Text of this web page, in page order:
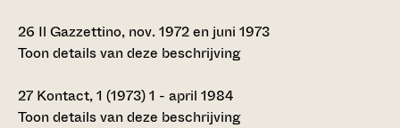
26 Il Gazzettino, nov. 1972 en juni 1973
Toon details van deze beschrijving
27 Kontact, 1 (1973) 1 - april 1984
Toon details van deze beschrijving